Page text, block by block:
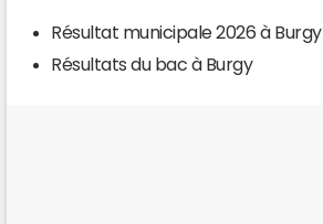
Résultat municipale 2026 à Burgy
Résultats du bac à Burgy